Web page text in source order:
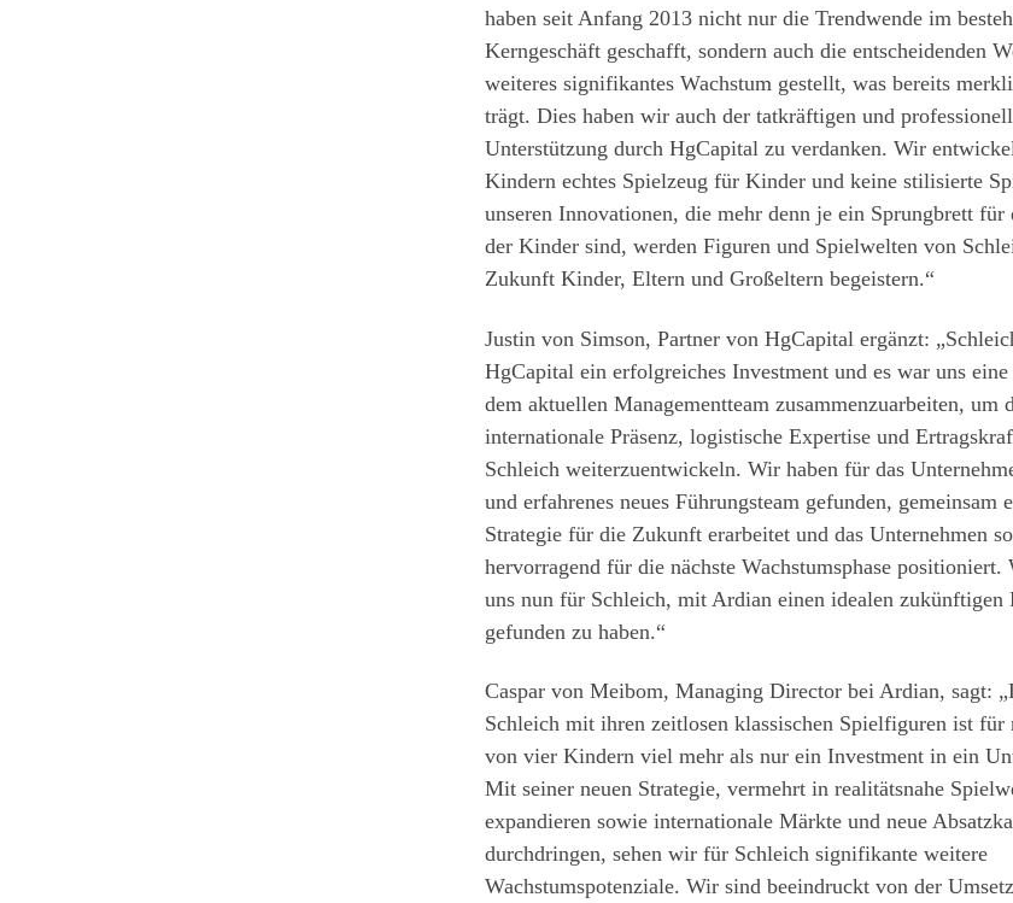
haben seit Anfang 2013 nicht nur die Trendwende im
Kerngeschäft geschafft, sondern auch die entscheidenden
weiteres signifikantes Wachstum gestellt, was bereits
trägt. Dies haben wir auch der tatkräftigen und
Unterstützung durch HgCapital zu verdanken. Wir
Kindern echtes Spielzeug für Kinder und keine stilisierte
unseren Innovationen, die mehr denn je ein Sprungbrett für
der Kinder sind, werden Figuren und Spielwelten von
Zukunft Kinder, Eltern und Großeltern begeistern.“
Justin von Simson, Partner von HgCapital ergänzt:
HgCapital ein erfolgreiches Investment und es war uns
dem aktuellen Managementteam zusammenzuarbeiten, um
internationale Präsenz, logistische Expertise und
Schleich weiterzuentwickeln. Wir haben für das
und erfahrenes neues Führungsteam gefunden, gemeinsam
Strategie für die Zukunft erarbeitet und das Unternehmen
hervorragend für die nächste Wachstumsphase positioniert.
uns nun für Schleich, mit Ardian einen idealen zukünftigen
gefunden zu haben.“
Caspar von Meibom, Managing Director bei Ardian, sagt:
Schleich mit ihren zeitlosen klassischen Spielfiguren ist für
von vier Kindern viel mehr als nur ein Investment in ein
Mit seiner neuen Strategie, vermehrt in realitätsnahe
expandieren sowie internationale Märkte und neue
durchdringen, sehen wir für Schleich signifikante weitere
Wachstumspotenziale. Wir sind beeindruckt von der